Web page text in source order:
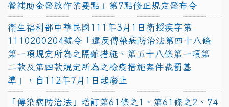
餐補助金發放作業要點」第7點修正規定發布令
衛生福利部中華民國111年3月1日衛授疾字第
1110200204號令「違反傳染病防治法第四十八條
第一項規定所為之隔離措施、第五十八條第一項第
二款及第四款規定所為之檢疫措施案件裁罰基
準」，自112年7月1日起廢止
「傳染病防治法」增訂第61條之1、第61條之2、74